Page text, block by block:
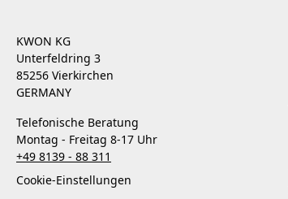
KWON KG
Unterfeldring 3
85256 Vierkirchen
GERMANY
Telefonische Beratung
Montag - Freitag 8-17 Uhr
+49 8139 - 88 311
Cookie-Einstellungen